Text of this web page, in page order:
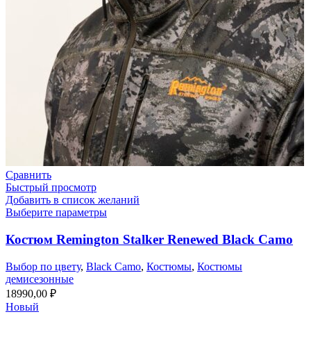
Сравнить
Быстрый просмотр
Добавить в список желаний
Выберите параметры
Костюм Remington Stalker Renewed Black Camo
Выбор по цвету, Black Camo, Костюмы, Костюмы
демисезонные
18990,00 ₽
Новый